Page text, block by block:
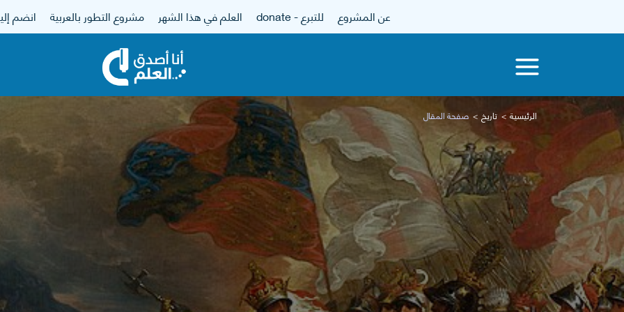
عن المشروع للتبرع - donate العلم في هذا الشهر مشروع التطور بالعربية انضم
الرئيسية تاريخ صفحة المقال